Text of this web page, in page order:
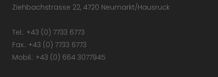
Ziehbachstrasse 22, 4720 Neumarkt/Hausruck
Tel.: +43 (0) 7733 6773
Fax.: +43 (0) 7733 6773
Mobil.: +43 (0) 664 3077945